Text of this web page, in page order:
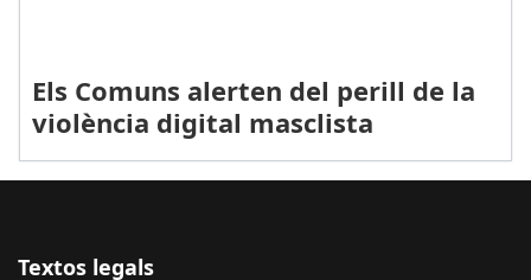
Els Comuns alerten del perill de la
violència digital masclista
Textos legals